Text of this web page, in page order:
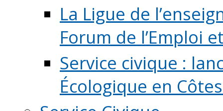
La Ligue de
Forum de l’Emploi
Service civique :
Écologique en